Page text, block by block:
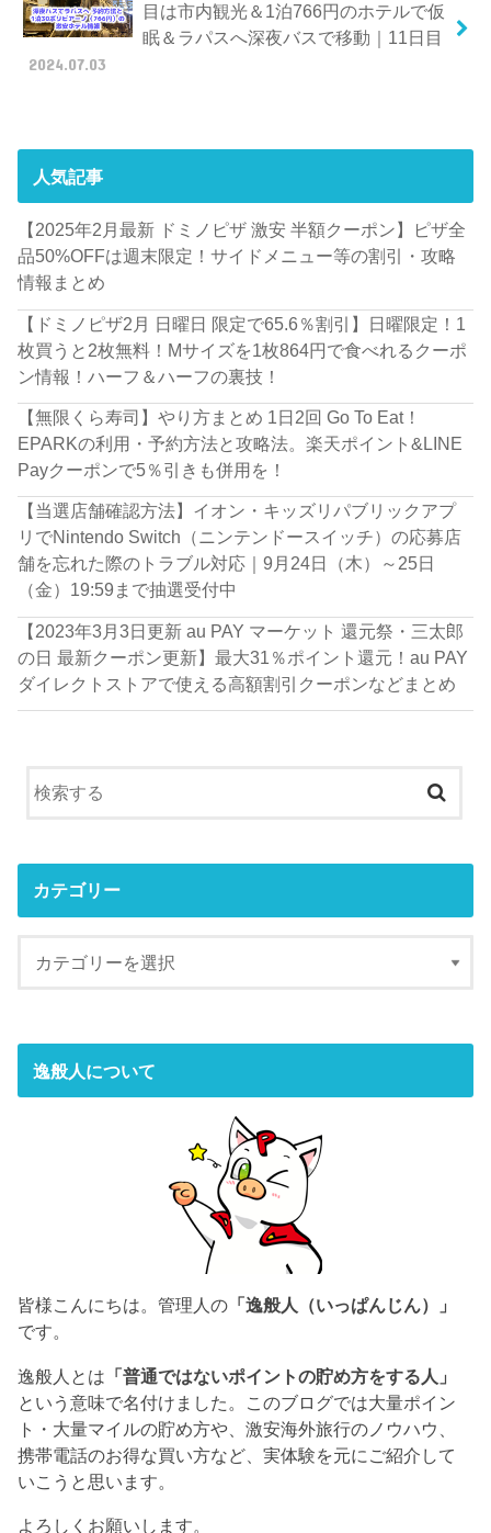
目は市内観光＆1泊766円のホテルで仮
眠＆ラパスへ深夜バスで移動｜11日目
2024.07.03
人気記事
【2025年2月最新 ドミノピザ 激安 半額クーポン】ピザ全
品50%OFFは週末限定！サイドメニュー等の割引・攻略
情報まとめ
【ドミノピザ2月 日曜日 限定で65.6％割引】日曜限定！1
枚買うと2枚無料！Mサイズを1枚864円で食べれるクーポ
ン情報！ハーフ＆ハーフの裏技！
【無限くら寿司】やり方まとめ 1日2回 Go To Eat！
EPARKの利用・予約方法と攻略法。楽天ポイント&LINE
Payクーポンで5％引きも併用を！
【当選店舗確認方法】イオン・キッズリパブリックアプ
リでNintendo Switch（ニンテンドースイッチ）の応募店
舗を忘れた際のトラブル対応｜9月24日（木）～25日
（金）19:59まで抽選受付中
【2023年3月3日更新 au PAY マーケット 還元祭・三太郎
の日 最新クーポン更新】最大31％ポイント還元！au PAY
ダイレクトストアで使える高額割引クーポンなどまとめ
カテゴリー
逸般人について
皆様こんにちは。管理人の 「逸般人（いっぱんじん）」
です。
逸般人とは 「普通ではないポイントの貯め方をする人」
という意味で名付けました。このブログでは大量ポイン
ト・大量マイルの貯め方や、激安海外旅行のノウハウ、
携帯電話のお得な買い方など、実体験を元にご紹介して
いこうと思います。
よろしくお願いします。